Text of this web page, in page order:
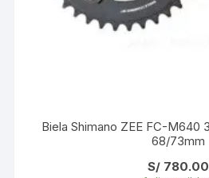
Biela Shimano ZEE FC-M640
68/73mm
S/ 780.00